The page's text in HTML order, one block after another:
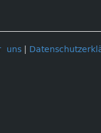
uns